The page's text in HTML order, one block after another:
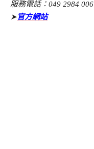
服務電話：049 2984 006
➤官方網站